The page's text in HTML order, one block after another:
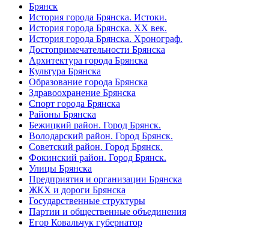
Брянск
История города Брянска. Истоки.
История города Брянска. XX век.
История города Брянска. Хронограф.
Достопримечательности Брянска
Архитектура города Брянска
Культура Брянска
Образование города Брянска
Здравоохранение Брянска
Спорт города Брянска
Районы Брянска
Бежицкий район. Город Брянск.
Володарский район. Город Брянск.
Советский район. Город Брянск.
Фокинский район. Город Брянск.
Улицы Брянска
Предприятия и организации Брянска
ЖКХ и дороги Брянска
Государственные структуры
Партии и общественные объединения
Егор Ковальчук губернатор